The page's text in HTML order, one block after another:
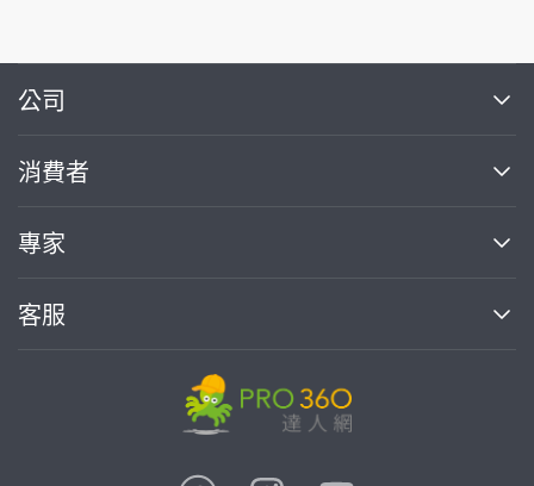
公司
關於我們
部落格
加入我們
消費者
買服務
熱門服務
專家
找案件
客服
繼續完成